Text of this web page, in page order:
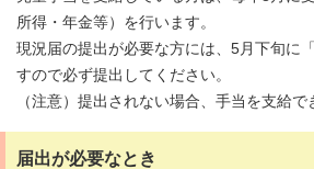
所得・年金等）を行います。
現況届の提出が必要な方には、5月下旬に
すので必ず提出してください。
（注意）提出されない場合、手当を支給で
届出が必要なとき